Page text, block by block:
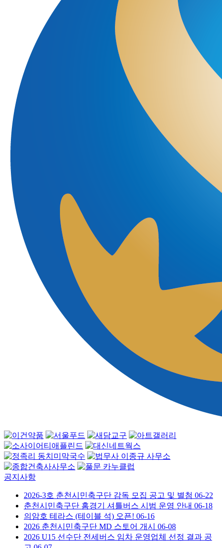
공지사항
2026-3호 춘천시민축구단 감독 모집 공고 및 별첨 06-22
춘천시민축구단 홈경기 셔틀버스 시범 운영 안내 06-18
의암호 테라스 (테이블 석) 오픈! 06-16
2026 춘천시민축구단 MD 스토어 개시 06-08
2026 U15 선수단 전세버스 임차 운영업체 선정 결과 공